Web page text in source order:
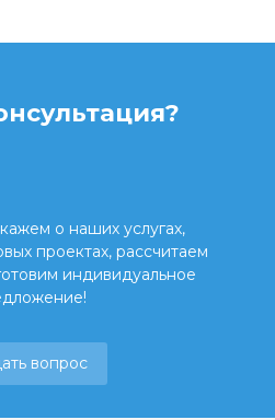
о наших услугах,
проектах, рассчитаем
индивидуальное
вопрос